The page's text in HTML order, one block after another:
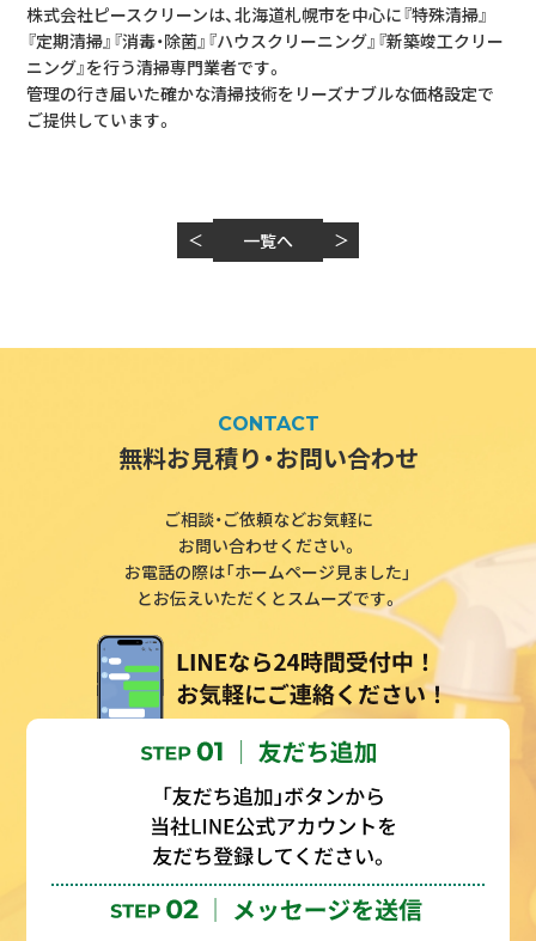
株式会社ピースクリーンは、北海道札幌市を中心に『特殊清掃』
『定期清掃』『消毒・除菌』『ハウスクリーニング』『新築竣工クリー
ニング』を行う清掃専門業者です。
管理の行き届いた確かな清掃技術をリーズナブルな価格設定で
ご提供しています。
＜ 一覧へ ＞
CONTACT
無料お見積り・お問い合わせ
ご相談・ご依頼などお気軽に
お問い合わせください。
お電話の際は「ホームページ見ました」
とお伝えいただくとスムーズです。